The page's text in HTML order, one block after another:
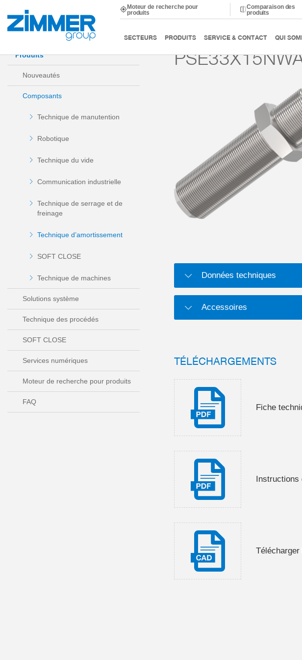
Moteur de recherche pour
produits
Comparaison des
produits
SECTEURS PRODUITS SERVICE & CONTACT QUI
Démarrage Produits Composants Technique d’amortissement
Produits
Nouveautés
Composants
Technique de manutention
Robotique
Technique du vide
Communication industrielle
Technique de serrage et de
freinage
Technique d’amortissement
SOFT CLOSE
Technique de machines
Solutions système
Technique des procédés
SOFT CLOSE
Services numériques
Moteur de recherche pour produits
FAQ
Données techniques
Accessoires
TÉLÉCHARGEMENTS
Fiche
Instructions